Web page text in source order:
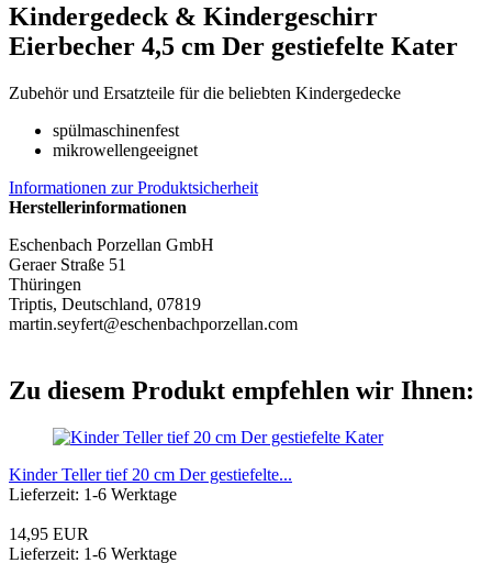
Kindergedeck & Kindergeschirr
Eierbecher 4,5 cm Der gestiefelte Kater
Zubehör und Ersatzteile für die beliebten Kindergedecke
spülmaschinenfest
mikrowellengeeignet
Informationen zur Produktsicherheit
Herstellerinformationen
Eschenbach Porzellan GmbH
Geraer Straße 51
Thüringen
Triptis, Deutschland, 07819
martin.seyfert@eschenbachporzellan.com
Zu diesem Produkt empfehlen wir Ihnen:
Kinder Teller tief 20 cm Der gestiefelte...
Lieferzeit: 1-6 Werktage
14,95 EUR
Lieferzeit: 1-6 Werktage